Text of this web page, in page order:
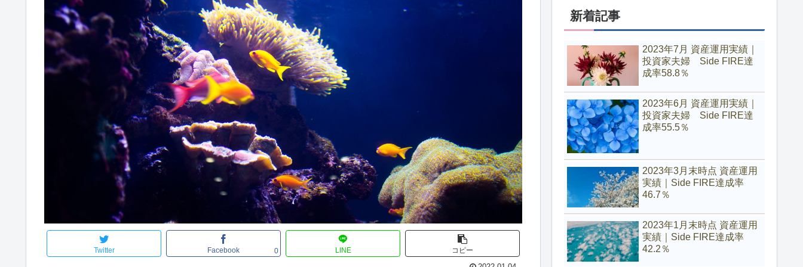
Twitter Facebook 0 LINE コピー
新着記事
2023年7月 資産運用実績｜
投資家夫婦 Side FIRE達
成率58.8％
2023年6月 資産運用実績｜
投資家夫婦 Side FIRE達
成率55.5％
2023年3月末時点 資産運用
実績｜Side FIRE達成率
46.7％
2023年1月末時点 資産運用
実績｜Side FIRE達成率
42.2％